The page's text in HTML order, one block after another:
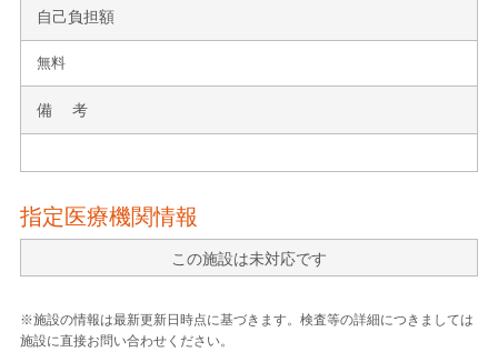
自己負担額
無料
備 考
指定医療機関情報
この施設は未対応です
※施設の情報は最新更新日時点に基づきます。検査等の詳細につきましては
施設に直接お問い合わせください。